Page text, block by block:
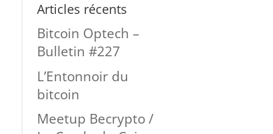
Articles récents
Bitcoin Optech –
Bulletin #227
L’Entonnoir du
bitcoin
Meetup Becrypto /